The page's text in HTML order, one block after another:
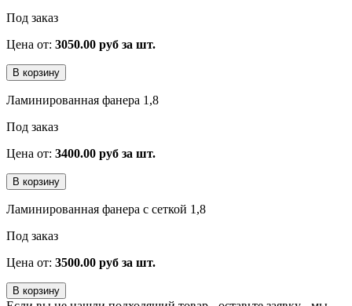
Под заказ
Цена от: 3050.00 руб за шт.
Ламинированная фанера 1,8
Под заказ
Цена от: 3400.00 руб за шт.
Ламинированная фанера с сеткой 1,8
Под заказ
Цена от: 3500.00 руб за шт.